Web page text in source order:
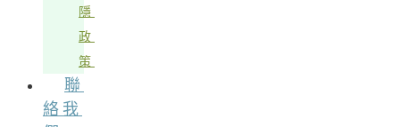
隱
政
策
聯
絡我